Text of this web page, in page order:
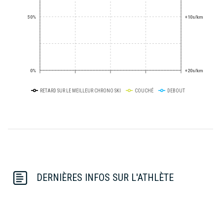
0%
50% +10s/km
+20s/km
RETARD SUR LE MEILLEUR CHRONO SKI COUCHÉ DEBOUT
DERNIÈRES INFOS SUR L'ATHLÈTE